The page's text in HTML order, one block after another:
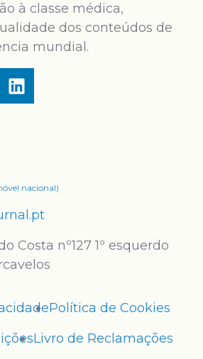
à classe médica,
dos conteúdos de
mundial.
nacional)
Costa nº127 1º esquerdo
Política de Cookies
Livro de Reclamações